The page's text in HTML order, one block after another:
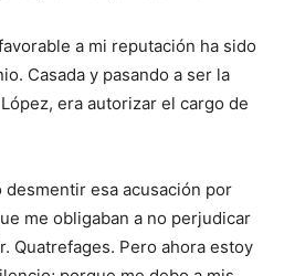
a mi reputación ha sido
Casada y pasando a ser la
era autorizar el cargo de
esa acusación por
me obligaban a no perjudicar
Quatrefages. Pero ahora estoy